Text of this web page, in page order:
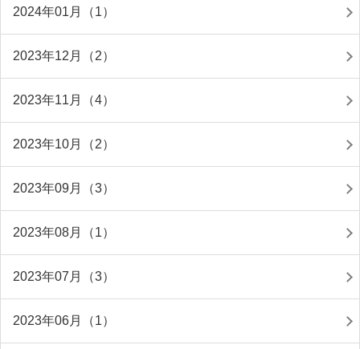
2024年01月（1）
2023年12月（2）
2023年11月（4）
2023年10月（2）
2023年09月（3）
2023年08月（1）
2023年07月（3）
2023年06月（1）